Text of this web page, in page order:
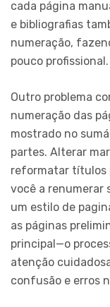
cada página
e bibliografias
numeração,
pouco profissional.
Outro problema
numeração das
mostrado no
partes. Alterar
reformatar títulos
você a renumerar
um estilo de
as páginas
principal—o
atenção
confusão e erros